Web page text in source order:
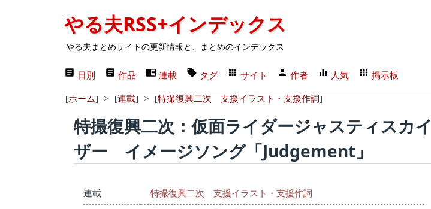
やる夫RSS+インデックス
やる夫まとめサイトの更新情報と、まとめのインデックス
日別 作品 連載 タグ サイト 作者 人気 掲示板
[ホーム] > [連載] > [特撮復興二次 支援イラスト・支援作詞]
特撮復興二次：仮面ライダージャスティスカイ
ザー イメージソング「Judgement」
連載 特撮復興二次 支援イラスト・支援作詞